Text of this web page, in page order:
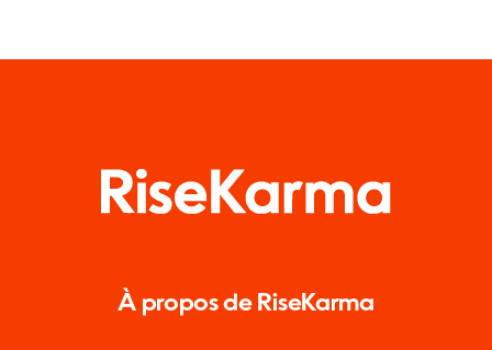
À propos de RiseKarma